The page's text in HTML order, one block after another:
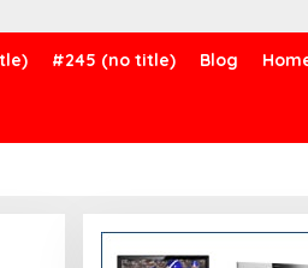
#245 (no title) Blog